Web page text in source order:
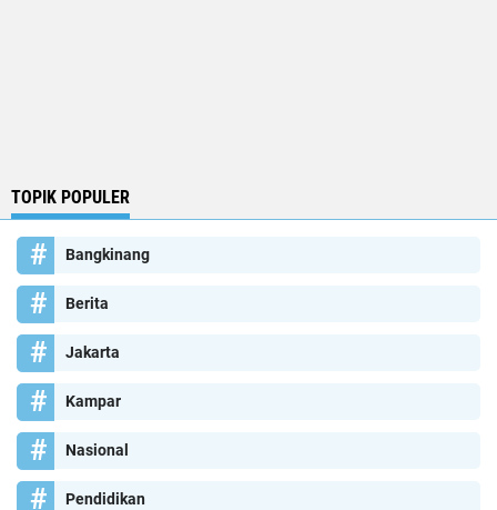
TOPIK POPULER
Bangkinang
Berita
Jakarta
Kampar
Nasional
Pendidikan